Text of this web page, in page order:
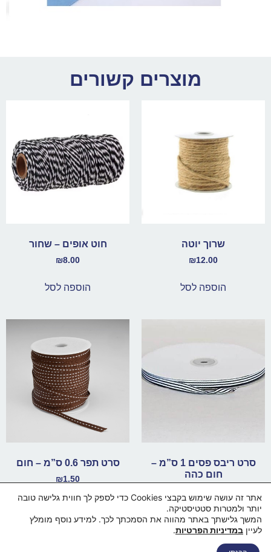
מוצרים קשורים
שרוך יוטה
₪12.00
הוספה לסל
חוט אופים – שחור
₪8.00
הוספה לסל
סרט ריבס פסים 1 ס”מ –
חום כהה
הוספה לסל
סרט תפר 0.6 ס”מ – חום
₪1.50
דף הבית
אתר זה עושה שימוש בקבצי Cookies כדי לספק לך חווית גלישה טובה
יותר ולמטרות סטטיסטיקה.
המשך גלישתך באתר מהווה את הסמכתך לכך. למידע נוסף מומלץ
לעיין במדיניות הפרטיות.